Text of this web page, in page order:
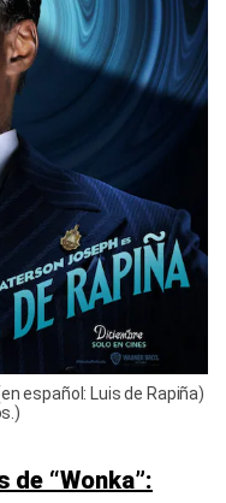
español: Luis de Rapiña)
“Wonka”: